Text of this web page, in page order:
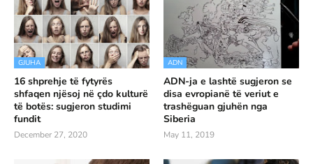
GJUHA
16 shprehje të fytyrës
shfaqen njësoj në çdo kulturë
të botës: sugjeron studimi
fundit
December 27, 2020
ADN
ADN-ja e lashtë sugjeron se
disa evropianë të veriut e
trashëguan gjuhën nga
Siberia
May 11, 2019